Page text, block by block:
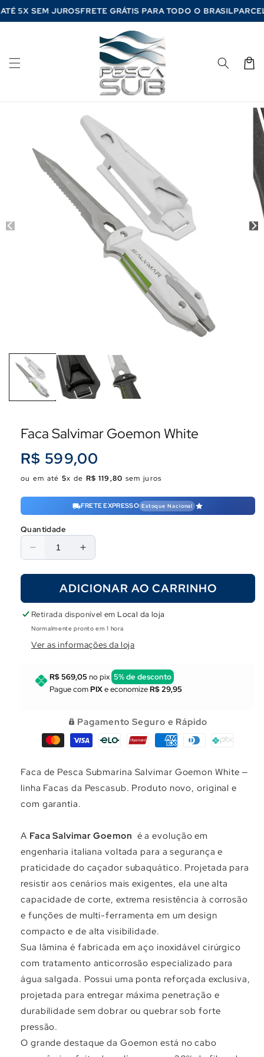
para o
conteúdo
ATÉ 5X SEM JUROSFRETE GRÁTIS PARA TODO O BRASIL
Faca Salvimar Goemon White
Preço
normal
R$ 599,00
ou em até 5x de R$ 119,80 sem juros
FRETE EXPRESSO Estoque Nacional
Quantidade
Diminuir
quantidade
Faca
Salvimar
Goemon
White
Aumentar
quantidade
de
Faca
Salvimar
Goemon
White
ADICIONAR AO CARRINHO
Retirada disponível em Local da loja
Normalmente pronto em 1 hora
Ver as informações da loja
R$ 569,05no pix 5% de desconto
Pague comPIXe economizeR$ 29,95
Pagamento Seguro e Rápido
Faca de Pesca Submarina Salvimar Goemon White —
linha Facas da Pescasub. Produto novo, original e
com garantia.
A Faca Salvimar Goemon é a evolução em
engenharia italiana voltada para a segurança e
praticidade do caçador subaquático. Projetada para
resistir aos cenários mais exigentes, ela une alta
capacidade de corte, extrema resistência à corrosão
e funções de multi-ferramenta em um design
compacto e de alta visibilidade.
Sua lâmina é fabricada em aço inoxidável cirúrgico
com tratamento anticorrosão especializado para
água salgada. Possui uma ponta reforçada exclusiva,
projetada para entregar máxima penetração e
durabilidade sem dobrar ou quebrar sob forte
pressão.
O grande destaque da Goemon está no cabo